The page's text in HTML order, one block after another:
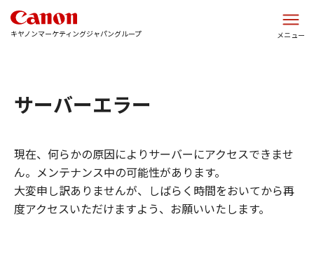
キヤノンマーケティングジャパングループ メニュー
サーバーエラー
現在、何らかの原因によりサーバーにアクセスできませ
ん。メンテナンス中の可能性があります。
大変申し訳ありませんが、しばらく時間をおいてから再
度アクセスいただけますよう、お願いいたします。